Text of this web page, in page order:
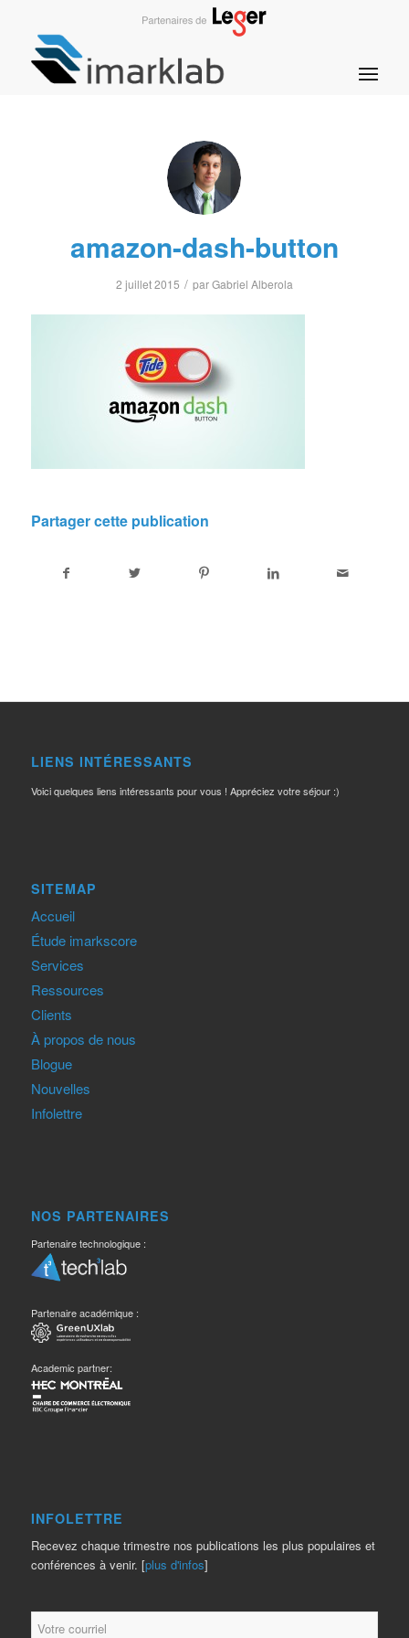
amazon-dash-button
2 juillet 2015 / parGabriel Alberola
Partager cette publication
LIENS INTÉRESSANTS
Voici quelques liens intéressants pour vous ! Appréciez votre séjour :)
SITEMAP
Accueil
Étude imarkscore
Services
Ressources
Clients
À propos de nous
Blogue
Nouvelles
Infolettre
NOS PARTENAIRES
Partenaire technologique :
Partenaire académique :
Academic partner:
INFOLETTRE
Recevez chaque trimestre nos publications les plus populaires et
conférences à venir. [plus d'infos]